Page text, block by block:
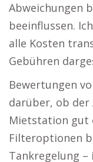
Abweichungen
beeinflussen.
alle Kosten
Gebühren
Bewertungen
darüber, ob der
Mietstation gut
Filteroptionen
Tankregelung –